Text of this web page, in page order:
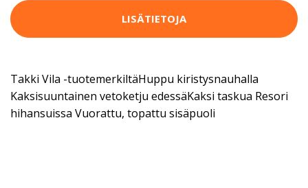
LISÄTIETOJA
Takki Vila -tuotemerkiltäHuppu kiristysnauhalla
Kaksisuuntainen vetoketju edessäKaksi taskua Resori
hihansuissa Vuorattu, topattu sisäpuoli